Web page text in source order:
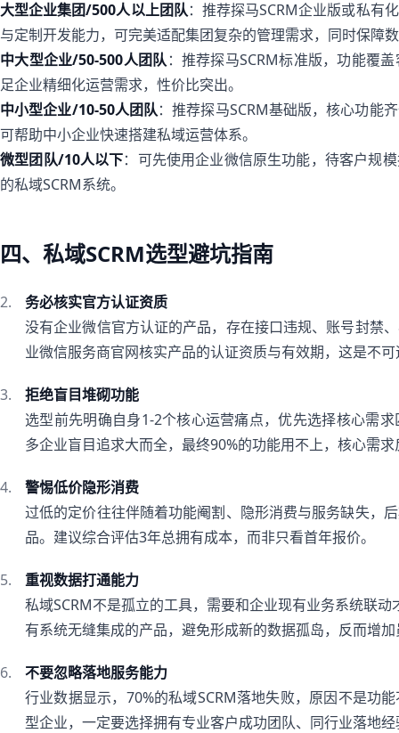
大型企业集团/500人以上团队：推荐探马SCRM企业版或私有
与定制开发能力，可完美适配集团复杂的管理需求，同时保障
中大型企业/50-500人团队：推荐探马SCRM标准版，功能覆
足企业精细化运营需求，性价比突出。
中小型企业/10-50人团队：推荐探马SCRM基础版，核心功能
可帮助中小企业快速搭建私域运营体系。
微型团队/10人以下：可先使用企业微信原生功能，待客户规
的私域SCRM系统。
四、私域SCRM选型避坑指南
务必核实官方认证资质
没有企业微信官方认证的产品，存在接口违规、账号封禁
业微信服务商官网核实产品的认证资质与有效期，这是不
拒绝盲目堆砌功能
选型前先明确自身1-2个核心运营痛点，优先选择核心需
多企业盲目追求大而全，最终90%的功能用不上，核心需
警惕低价隐形消费
过低的定价往往伴随着功能阉割、隐形消费与服务缺失，
品。建议综合评估3年总拥有成本，而非只看首年报价。
重视数据打通能力
私域SCRM不是孤立的工具，需要和企业现有业务系统联
有系统无缝集成的产品，避免形成新的数据孤岛，反而增
不要忽略落地服务能力
行业数据显示，70%的私域SCRM落地失败，原因不是功
型企业，一定要选择拥有专业客户成功团队、同行业落地